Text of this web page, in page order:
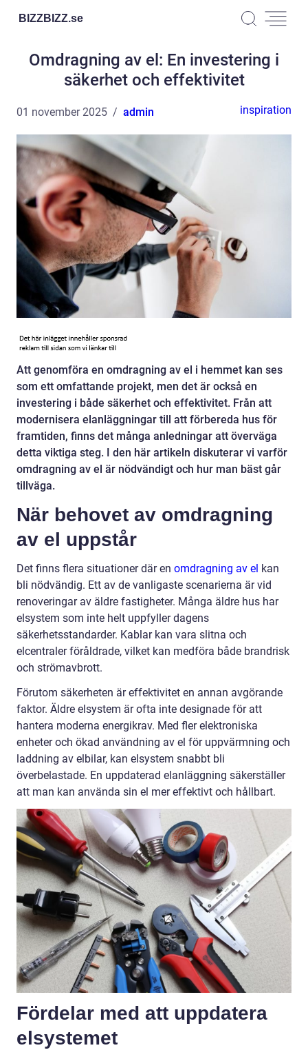
BIZZBIZZ.se
Omdragning av el: En investering i
säkerhet och effektivitet
01 november 2025 admin inspiration
Att genomföra en omdragning av el i hemmet kan ses
som ett omfattande projekt, men det är också en
investering i både säkerhet och effektivitet. Från att
modernisera elanläggningar till att förbereda hus för
framtiden, finns det många anledningar att överväga
detta viktiga steg. I den här artikeln diskuterar vi varför
omdragning av el är nödvändigt och hur man bäst går
tillväga.
När behovet av omdragning
av el uppstår
Det finns flera situationer där en omdragning av el kan
bli nödvändig. Ett av de vanligaste scenarierna är vid
renoveringar av äldre fastigheter. Många äldre hus har
elsystem som inte helt uppfyller dagens
säkerhetsstandarder. Kablar kan vara slitna och
elcentraler föråldrade, vilket kan medföra både brandrisk
och strömavbrott.
Förutom säkerheten är effektivitet en annan avgörande
faktor. Äldre elsystem är ofta inte designade för att
hantera moderna energikrav. Med fler elektroniska
enheter och ökad användning av el för uppvärmning och
laddning av elbilar, kan elsystem snabbt bli
överbelastade. En uppdaterad elanläggning säkerställer
att man kan använda sin el mer effektivt och hållbart.
Fördelar med att uppdatera
elsystemet